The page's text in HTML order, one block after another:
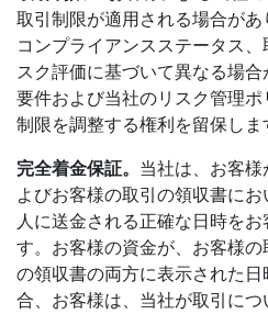
取引制限が適用される場合が
コンプライアンスステータス
スク評価に基づいて異なる場
要件および当社のリスク管理
制限を調整する権利を留保しま
完全着金保証。 当社は、お客
よびお客様の取引の領収書に
人に送金される正確な日時を
す。お客様の資金が、お客様
の領収書の両方に表示された
合、お客様は、当社が取引に